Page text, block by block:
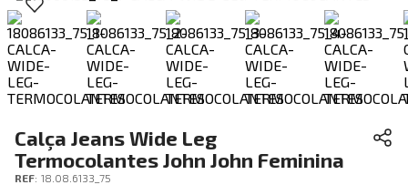
Calça Jeans Wide Leg
Termocolantes John John Feminina
REF: 18.08.6133_75